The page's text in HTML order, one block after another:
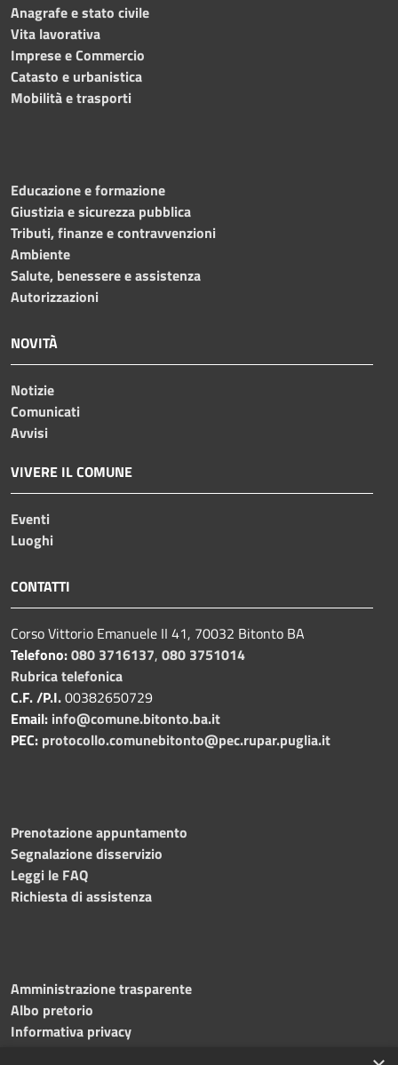
Anagrafe e stato civile
Vita lavorativa
Imprese e Commercio
Catasto e urbanistica
Mobilità e trasporti
Educazione e formazione
Giustizia e sicurezza pubblica
Tributi, finanze e contravvenzioni
Ambiente
Salute, benessere e assistenza
Autorizzazioni
NOVITÀ
Notizie
Comunicati
Avvisi
VIVERE IL COMUNE
Eventi
Luoghi
CONTATTI
Corso Vittorio Emanuele II 41, 70032 Bitonto BA
Telefono:080 3716137, 080 3751014
Rubrica telefonica
C.F. /P.I.00382650729
Email: info@comune.bitonto.ba.it
PEC: protocollo.comunebitonto@pec.rupar.puglia.it
Prenotazione appuntamento
Segnalazione disservizio
Leggi le FAQ
Richiesta di assistenza
Amministrazione trasparente
Albo pretorio
Informativa privacy